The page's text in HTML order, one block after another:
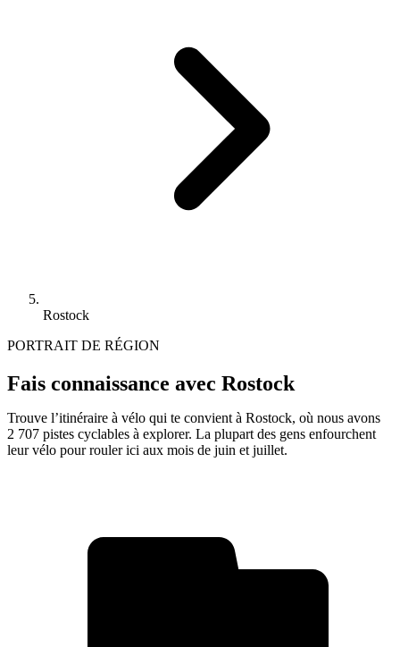
Rostock
PORTRAIT DE RÉGION
Fais connaissance avec Rostock
Trouve l’itinéraire à vélo qui te convient à Rostock, où nous avons
2 707 pistes cyclables à explorer. La plupart des gens enfourchent
leur vélo pour rouler ici aux mois de juin et juillet.